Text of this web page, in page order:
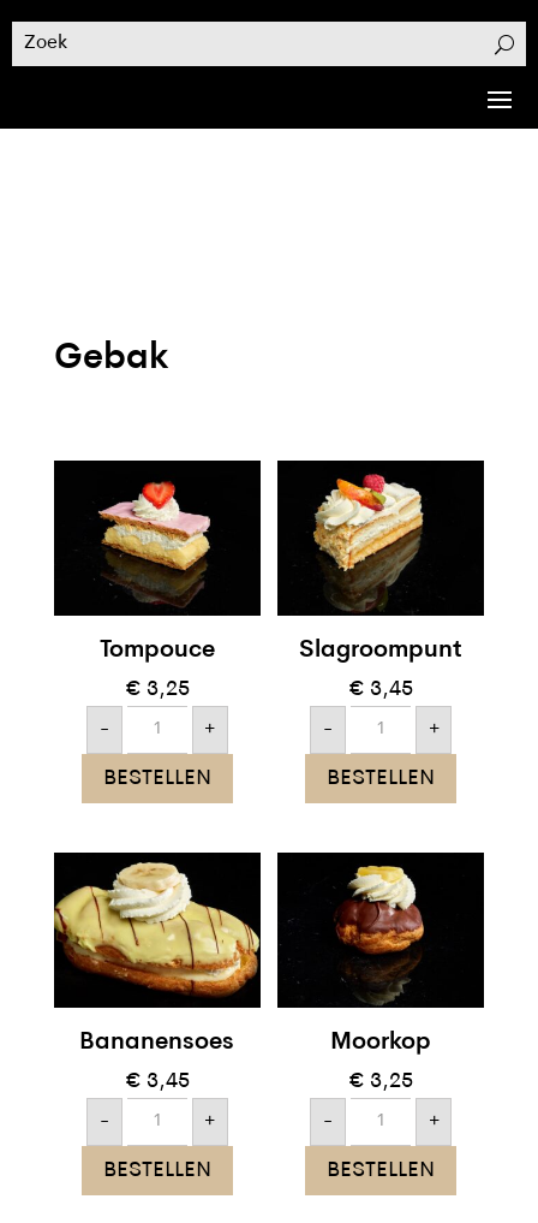
Gebak
Tompouce
€ 3,25
-
aantal
+
BESTELLEN
Slagroompunt
€ 3,45
-
aantal
+
BESTELLEN
Bananensoes
€ 3,45
-
aantal
+
BESTELLEN
Moorkop
€ 3,25
-
aantal
+
BESTELLEN